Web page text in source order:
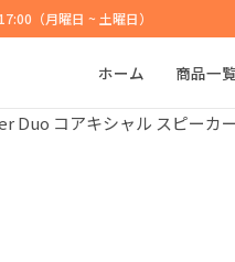
（月曜日 ~ 土曜日）
ホーム 商品一
Duo コアキシャル スピーカ